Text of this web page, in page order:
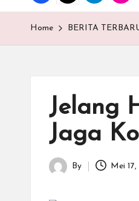
E
O
M
Home BERITA
Jelang
Jaga
Posted
By Mei